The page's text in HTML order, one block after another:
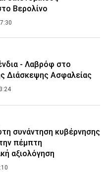
Βερολίνο
- Λαβρόφ στο
Διάσκεψης Ασφαλείας
συνάντηση κυβέρνησης
πέμπτη
αξιολόγηση